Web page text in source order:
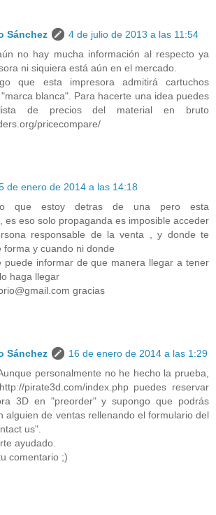
Sánchez
4 de julio de 2013 a las 11:54
no hay mucha información al respecto ya
ni siquiera está aún en el mercado.
que esta impresora admitirá cartuchos
blanca". Para hacerte una idea puedes
de precios del material en bruto
pricecompare/
de enero de 2014 a las 14:18
que estoy detras de una pero esta
es eso solo propaganda es imposible acceder
responsable de la venta , y donde te
forma y cuando ni donde
puede informar de que manera llegar a tener
haga llegar
gracias
Sánchez
16 de enero de 2014 a las 1:29
personalmente no he hecho la prueba,
pirate3d.com/index.php puedes reservar
3D en "preorder" y supongo que podrás
alguien de ventas rellenando el formulario del
us".
ayudado.
comentario ;)